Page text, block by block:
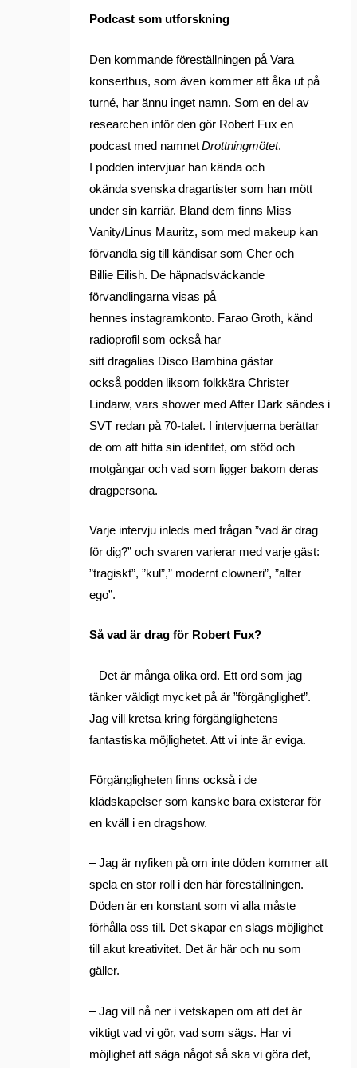
Podcast som utforskning
Den kommande föreställningen på Vara
konserthus, som även kommer att åka ut på
turné, har ännu inget namn. Som en del av
researchen inför den gör Robert Fux en
podcast med namnetDrottningmötet.
I podden intervjuar han kända och
okända svenska dragartister som han mött
under sin karriär. Bland dem finns Miss
Vanity/Linus Mauritz, som med makeup kan
förvandla sig till kändisar som Cher och
Billie Eilish. De häpnadsväckande
förvandlingarna visas på
hennes instagramkonto. Farao Groth, känd
radioprofil som också har
sitt dragalias Disco Bambina gästar
också podden liksom folkkära Christer
Lindarw, vars shower med After Dark sändes i
SVT redan på 70-talet. I intervjuerna berättar
de om att hitta sin identitet, om stöd och
motgångar och vad som ligger bakom deras
dragpersona.
Varje intervju inleds med frågan ”vad är drag
för dig?” och svaren varierar med varje gäst:
”tragiskt”, ”kul”,” modernt clowneri”, ”alter
ego”.
Så vad är drag för Robert Fux?
– Det är många olika ord. Ett ord som jag
tänker väldigt mycket på är ”förgänglighet”.
Jag vill kretsa kring förgänglighetens
fantastiska möjlighetet. Att vi inte är eviga.
Förgängligheten finns också i de
klädskapelser som kanske bara existerar för
en kväll i en dragshow.
– Jag är nyfiken på om inte döden kommer att
spela en stor roll i den här föreställningen.
Döden är en konstant som vi alla måste
förhålla oss till. Det skapar en slags möjlighet
till akut kreativitet. Det är här och nu som
gäller.
– Jag vill nå ner i vetskapen om att det är
viktigt vad vi gör, vad som sägs. Har vi
möjlighet att säga något så ska vi göra det,